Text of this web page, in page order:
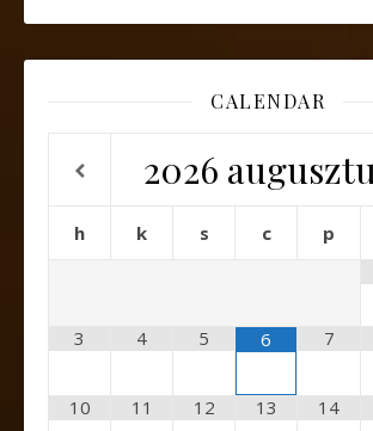
CALENDAR
2026
h k s c p
3 4 5 6 7
10 11 12 13 14